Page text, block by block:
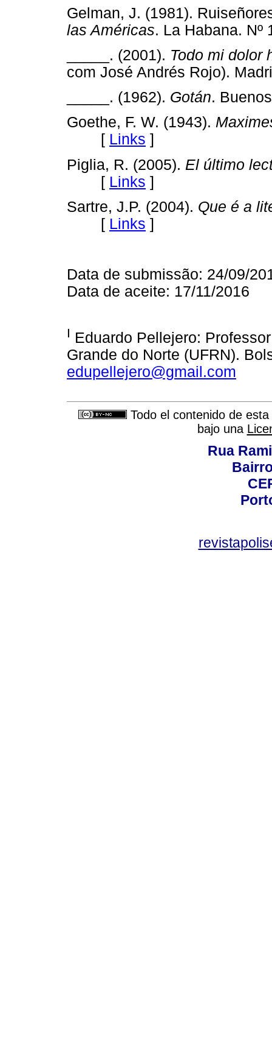
Gelman, J. (1981).
las Américas. La Habana.
_____. (2001). Todo mi dolor
com José Andrés Rojo).
_____. (1962). Gotán.
Goethe, F. W. (1943).
[ Links ]
Piglia, R. (2005). El último
[ Links ]
Sartre, J.P. (2004). Que é a
[ Links ]
Data de submissão: 24/09/
Data de aceite: 17/11/2016
I Eduardo Pellejero:
Grande do Norte (UFRN).
edupellejero@gmail.com
Todo el contenido de
bajo una
Rua